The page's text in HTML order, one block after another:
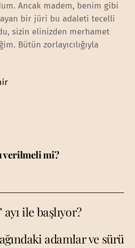
Ancak madem, benim gibi
bir jüri bu adaleti tecelli
sizin elinizden merhamet
Bütün zorlayıcılığıyla
verilmeli mi?
ayı ile başlıyor?
adamlar ve sürü